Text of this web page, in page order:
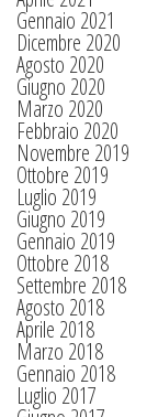
Gennaio 2021
Dicembre 2020
Agosto 2020
Giugno 2020
Marzo 2020
Febbraio 2020
Novembre 2019
Ottobre 2019
Luglio 2019
Giugno 2019
Gennaio 2019
Ottobre 2018
Settembre 2018
Agosto 2018
Aprile 2018
Marzo 2018
Gennaio 2018
Luglio 2017